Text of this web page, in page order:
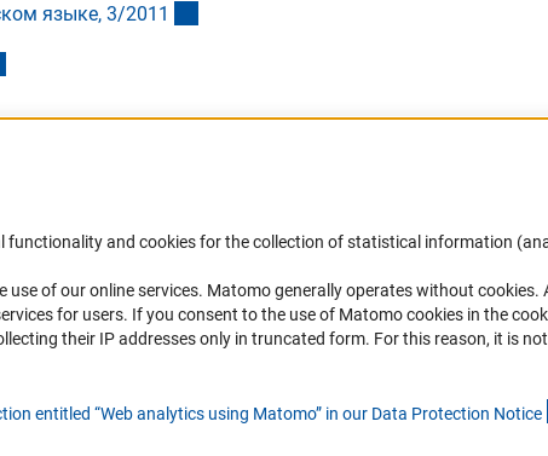
языке, 3/201 1
Финансирование
Партнёры DFG в России
DFG Newsletter
and cookies for the collection of statistical information
of our online services. Matomo generally operates without cookies.
for users. If you consent to the use of Matomo cookies in the
their IP addresses only in truncated form. For this reason, it is
entitled “Web analytics using Matomo” in our Data Protection Notice